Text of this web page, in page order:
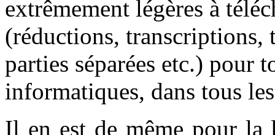
extrêmement légères à
(réductions, transcriptions,
parties séparées etc.) pour
informatiques, dans tous
Il en est de même pour